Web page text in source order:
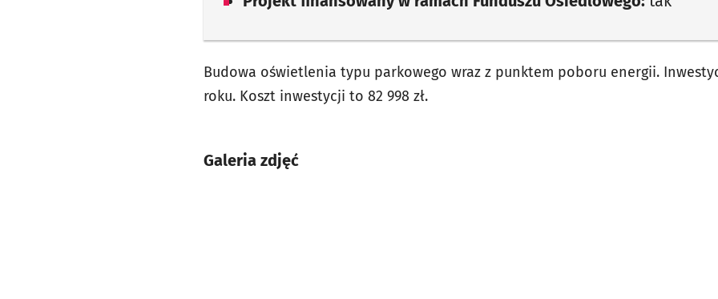
Budowa oświetlenia typu parkowego wraz z punktem poboru energii.
roku. Koszt inwestycji to 82 998 zł.
Galeria zdjęć